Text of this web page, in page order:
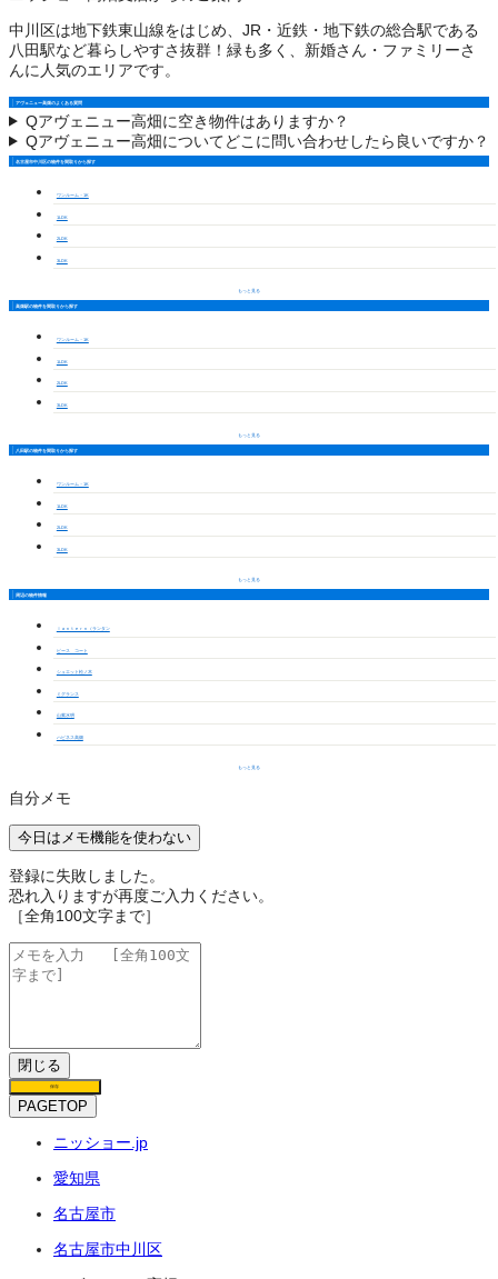
中川区は地下鉄東山線をはじめ、JR・近鉄・地下鉄の総合駅である
八田駅など暮らしやすさ抜群！緑も多く、新婚さん・ファミリーさ
んに人気のエリアです。
アヴェニュー高畑のよくある質問
Qアヴェニュー高畑に空き物件はありますか？
Qアヴェニュー高畑についてどこに問い合わせしたら良いですか？
名古屋市中川区の物件を間取りから探す
ワンルーム・1K
1LDK
2LDK
3LDK
もっと見る
高畑駅の物件を間取りから探す
ワンルーム・1K
1LDK
2LDK
3LDK
もっと見る
八田駅の物件を間取りから探す
ワンルーム・1K
1LDK
2LDK
3LDK
もっと見る
周辺の物件情報
ｌａｎｔｅｒｎ（ランタン
ピース コート
シュエット松ノ木
ミグランス
山紫水明
ハピネス高畑
もっと見る
自分メモ
今日はメモ機能を使わない
登録に失敗しました。
恐れ入りますが再度ご入力ください。
［全角100文字まで］
閉じる
保存
PAGETOP
ニッショー.jp
愛知県
名古屋市
名古屋市中川区